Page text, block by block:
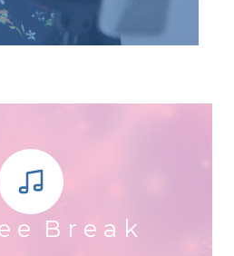
e B r e a k